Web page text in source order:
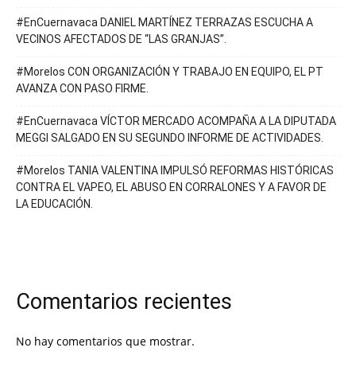
#EnCuernavaca DANIEL MARTÍNEZ TERRAZAS ESCUCHA A
VECINOS AFECTADOS DE “LAS GRANJAS”.
#Morelos CON ORGANIZACIÓN Y TRABAJO EN EQUIPO, EL PT
AVANZA CON PASO FIRME.
#EnCuernavaca VÍCTOR MERCADO ACOMPAÑA A LA DIPUTADA
MEGGI SALGADO EN SU SEGUNDO INFORME DE ACTIVIDADES.
#Morelos TANIA VALENTINA IMPULSÓ REFORMAS HISTÓRICAS
CONTRA EL VAPEO, EL ABUSO EN CORRALONES Y A FAVOR DE
LA EDUCACIÓN.
Comentarios recientes
No hay comentarios que mostrar.